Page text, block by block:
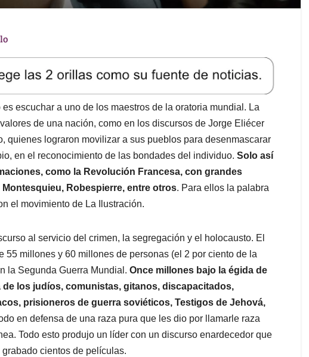
escuchar a uno de los maestros de la oratoria mundial. La
de una nación, como en los discursos de Jorge Eliécer
quienes lograron movilizar a sus pueblos para desenmascarar
en el reconocimiento de las bondades del individuo. Solo así
como la Revolución Francesa, con grandes
Robespierre, entre otros. Para ellos la palabra
el movimiento de La Ilustración.
al servicio del crimen, la segregación y el holocausto. El
55 millones y 60 millones de personas (el 2 por ciento de la
la Segunda Guerra Mundial. Once millones bajo la égida de
los judíos, comunistas, gitanos, discapacitados,
prisioneros de guerra soviéticos, Testigos de Jehová,
en defensa de una raza pura que les dio por llamarle raza
Todo esto produjo un líder con un discurso enardecedor que
cientos de películas.